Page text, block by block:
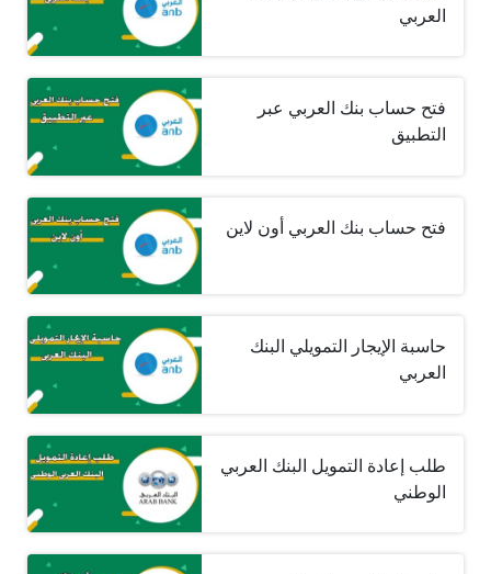
العربي
فتح حساب بنك العربي عبر
التطبيق
فتح حساب بنك العربي أون لاين
حاسبة الإيجار التمويلي البنك
العربي
طلب إعادة التمويل البنك العربي
الوطني